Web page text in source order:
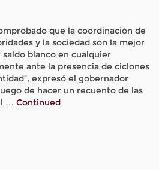
que la coordinación de
y la sociedad son la mejor
blanco en cualquier
ante la presencia de ciclones
expresó el gobernador
de hacer un recuento de las
… Continued